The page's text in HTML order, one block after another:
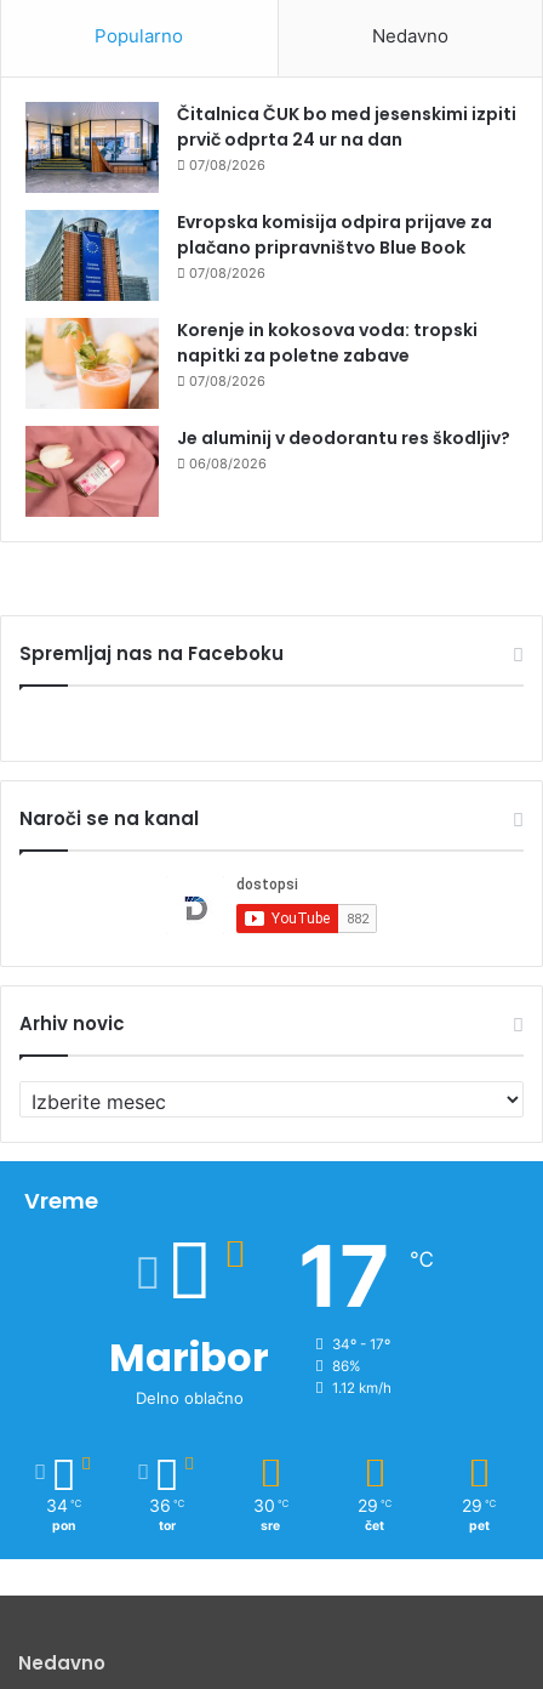
Popularno Nedavno
Čitalnica ČUK bo med jesenskimi izpiti
prvič odprta 24 ur na dan
07/08/2026
Evropska komisija odpira prijave za
plačano pripravništvo Blue Book
07/08/2026
Korenje in kokosova voda: tropski
napitki za poletne zabave
07/08/2026
Je aluminij v deodorantu res škodljiv?
06/08/2026
Spremljaj nas na Faceboku
Naroči se na kanal
Arhiv novic
r
h
vVreme
Maribor
Delno oblačno
17 ℃
34º - 17º
86%
1.12 km/h
34 ℃
pon
36 ℃
tor
30 ℃
sre
29 ℃
čet
29 ℃
pet
Nedavno